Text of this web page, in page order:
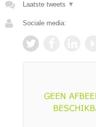
Laatste tweets ▼
Sociale media: